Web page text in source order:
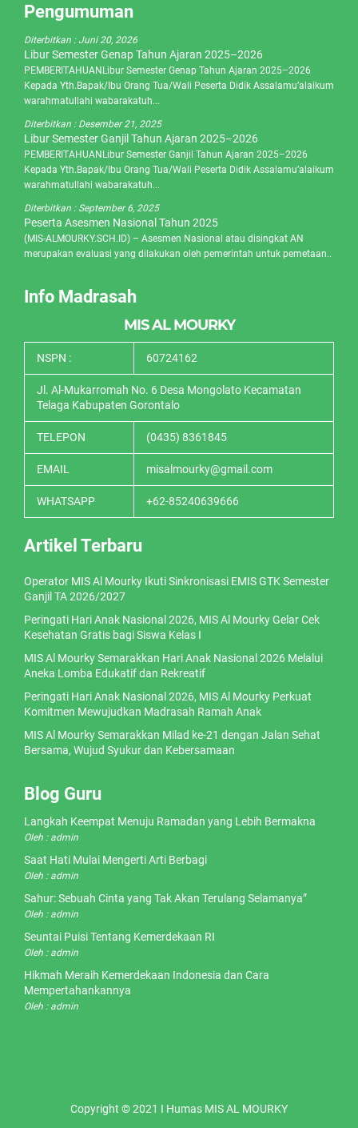
Pengumuman
Diterbitkan :Juni 20, 2026
Libur Semester Genap Tahun Ajaran 2025–2026
PEMBERITAHUANLibur Semester Genap Tahun Ajaran 2025–2026
Kepada Yth.Bapak/Ibu Orang Tua/Wali Peserta Didik Assalamu’alaikum
warahmatullahi wabarakatuh...
Diterbitkan : Desember 21, 2025
Libur Semester Ganjil Tahun Ajaran 2025–2026
PEMBERITAHUANLibur Semester Ganjil Tahun Ajaran 2025–2026
Kepada Yth.Bapak/Ibu Orang Tua/Wali Peserta Didik Assalamu’alaikum
warahmatullahi wabarakatuh...
Diterbitkan : September 6, 2025
Peserta Asesmen Nasional Tahun 2025
(MIS-ALMOURKY.SCH.ID) – Asesmen Nasional atau disingkat AN
merupakan evaluasi yang dilakukan oleh pemerintah untuk pemetaan..
Info Madrasah
MIS AL MOURKY
NSPN : 60724162
Jl. Al-Mukarromah No. 6 Desa Mongolato Kecamatan
Telaga Kabupaten Gorontalo
TELEPON (0435) 8361845
EMAIL misalmourky@gmail.com
WHATSAPP +62-85240639666
Artikel Terbaru
Operator MIS Al Mourky Ikuti Sinkronisasi EMIS GTK Semester
Ganjil TA 2026/2027
Peringati Hari Anak Nasional 2026, MIS Al Mourky Gelar Cek
Kesehatan Gratis bagi Siswa Kelas I
MIS Al Mourky Semarakkan Hari Anak Nasional 2026 Melalui
Aneka Lomba Edukatif dan Rekreatif
Peringati Hari Anak Nasional 2026, MIS Al Mourky Perkuat
Komitmen Mewujudkan Madrasah Ramah Anak
MIS Al Mourky Semarakkan Milad ke-21 dengan Jalan Sehat
Bersama, Wujud Syukur dan Kebersamaan
Blog Guru
Langkah Keempat Menuju Ramadan yang Lebih Bermakna
Oleh : admin
Saat Hati Mulai Mengerti Arti Berbagi
Oleh : admin
Sahur: Sebuah Cinta yang Tak Akan Terulang Selamanya”
Oleh : admin
Seuntai Puisi Tentang Kemerdekaan RI
Oleh : admin
Hikmah Meraih Kemerdekaan Indonesia dan Cara
Mempertahankannya
Oleh : admin
Copyright © 2021 I Humas MIS AL MOURKY